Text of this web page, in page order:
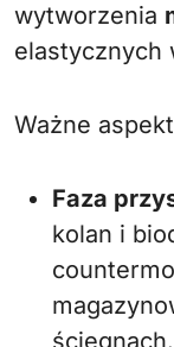
wytworzenia
elastycznych
Ważne
Faza
kolan i
ścięgnach.